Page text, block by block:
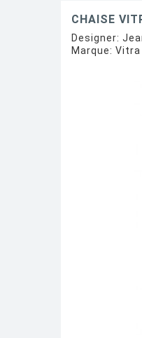
CHAISE
Designer:
Marque: Vitra